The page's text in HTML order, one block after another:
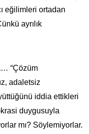
eğilimleri ortadan
ayrılık
“Çözüm
adaletsiz
iddia ettikleri
duygusuyla
mı? Söylemiyorlar.